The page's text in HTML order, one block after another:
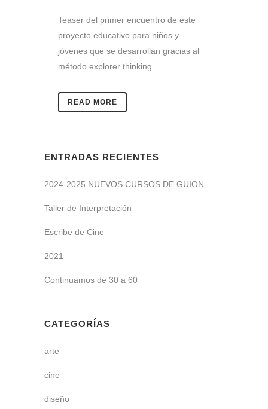
Teaser del primer encuentro de este
proyecto educativo para niños y
jóvenes que se desarrollan gracias al
método explorer thinking. ...
READ MORE
ENTRADAS RECIENTES
2024-2025 NUEVOS CURSOS DE GUION
Taller de Interpretación
Escribe de Cine
2021
Continuamos de 30 a 60
CATEGORÍAS
arte
cine
diseño